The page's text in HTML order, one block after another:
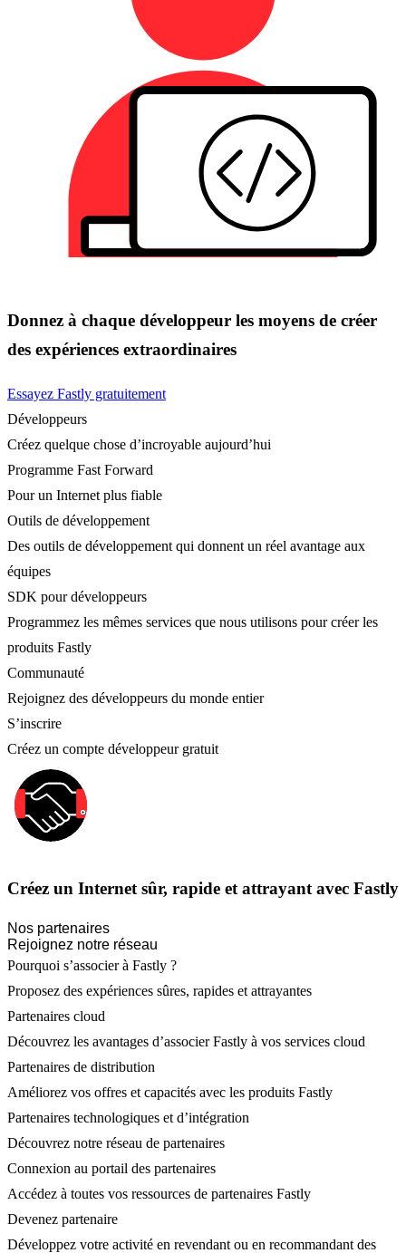
Donnez à chaque développeur les moyens de créer
des expériences extraordinaires
Essayez Fastly gratuitement
Développeurs
Créez quelque chose d’incroyable aujourd’hui
Programme Fast Forward
Pour un Internet plus fiable
Outils de développement
Des outils de développement qui donnent un réel avantage aux
équipes
SDK pour développeurs
Programmez les mêmes services que nous utilisons pour créer les
produits Fastly
Communauté
Rejoignez des développeurs du monde entier
S’inscrire
Créez un compte développeur gratuit
Créez un Internet sûr, rapide et attrayant avec Fastly
Nos partenaires
Rejoignez notre réseau
Pourquoi s’associer à Fastly ?
Proposez des expériences sûres, rapides et attrayantes
Partenaires cloud
Découvrez les avantages d’associer Fastly à vos services cloud
Partenaires de distribution
Améliorez vos offres et capacités avec les produits Fastly
Partenaires technologiques et d’intégration
Découvrez notre réseau de partenaires
Connexion au portail des partenaires
Accédez à toutes vos ressources de partenaires Fastly
Devenez partenaire
Développez votre activité en revendant ou en recommandant des